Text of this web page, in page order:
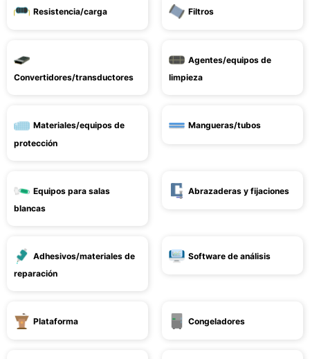
Resistencia/carga Filtros
Convertidores/transductores
Agentes/equipos de
limpieza
Materiales/equipos de
protección
Mangueras/tubos
Equipos para salas
blancas
Abrazaderas y fijaciones
Adhesivos/materiales de
reparación
Software de análisis
Plataforma Congeladores